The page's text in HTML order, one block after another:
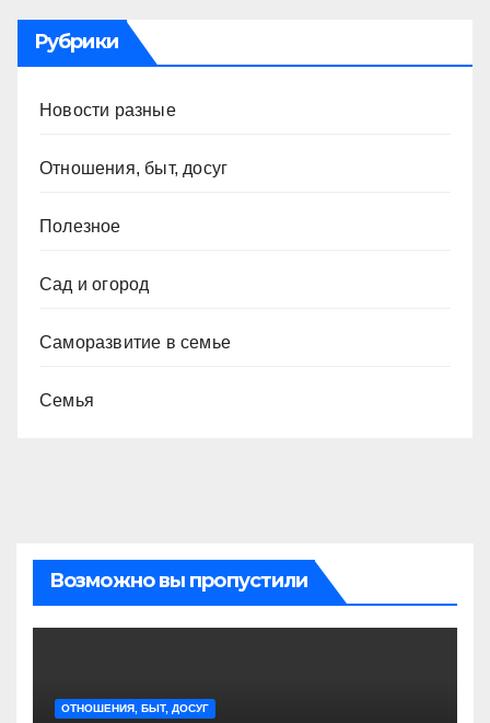
Рубрики
Новости разные
Отношения, быт, досуг
Полезное
Сад и огород
Саморазвитие в семье
Семья
Возможно вы пропустили
ОТНОШЕНИЯ, БЫТ, ДОСУГ